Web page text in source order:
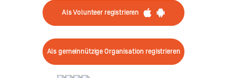
Als Volunteer registrieren
Als gemeinnützige Organisation registrieren